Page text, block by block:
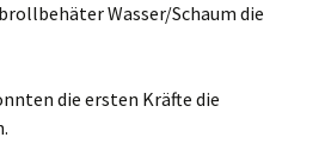
Wasser/Schaum die
die ersten Kräfte die